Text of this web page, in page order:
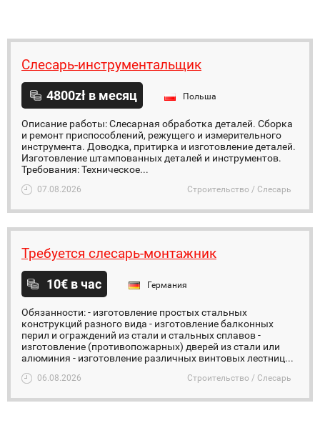
Слесарь-инструментальщик
4800zł в месяц Польша
Описание работы: Слесарная обработка деталей. Сборка
и ремонт приспособлений, режущего и измерительного
инструмента. Доводка, притирка и изготовление деталей.
Изготовление штампованных деталей и инструментов.
Требования: Техническое...
07.08.2026 Строительство / Слесарь
Требуется слесарь-монтажник
10€ в час Германия
Обязанности: - изготовление простых стальных
конструкций разного вида - изготовление балконных
перил и ограждений из стали и стальных сплавов -
изготовление (противопожарных) дверей из стали или
алюминия - изготовление различных винтовых лестниц...
06.08.2026 Строительство / Слесарь